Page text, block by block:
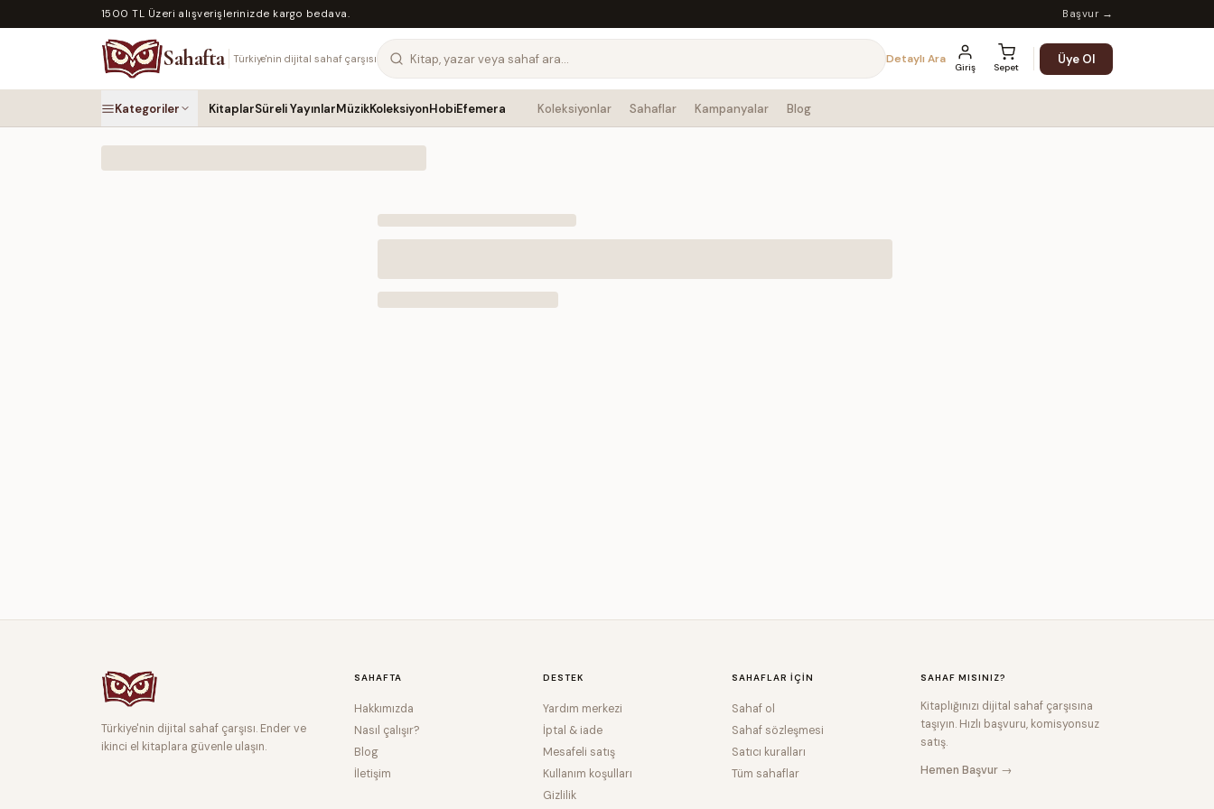
1500 TL Üzeri alışverişlerinizde kargo bedava. Başvur →
Sahafta Türkiye'nin dijital sahaf çarşısı Detaylı Ara
Giriş Sepet
Üye Ol
Kategoriler KitaplarSüreli YayınlarMüzikKoleksiyonHobiEfemera Koleksiyonlar Sahaflar Kampanyalar Blog
Türkiye'nin dijital sahaf çarşısı. Ender ve
ikinci el kitaplara güvenle ulaşın.
SAHAFTA
Hakkımızda
Nasıl çalışır?
Blog
İletişim
DESTEK
Yardım merkezi
İptal & iade
Mesafeli satış
Kullanım koşulları
Gizlilik
SAHAFLAR IÇIN
Sahaf ol
Sahaf sözleşmesi
Satıcı kuralları
Tüm sahaflar
SAHAF MISINIZ?
Kitaplığınızı dijital sahaf çarşısına
taşıyın. Hızlı başvuru, komisyonsuz
satış.
Hemen Başvur →